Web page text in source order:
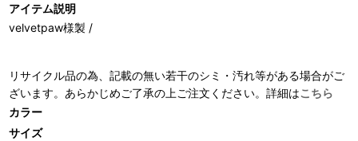
アイテム説明
velvetpaw様製 /
リサイクル品の為、記載の無い若干のシミ・汚れ等がある場合がご
ざいます。あらかじめご了承の上ご注文ください。詳細はこちら
カラー
サイズ